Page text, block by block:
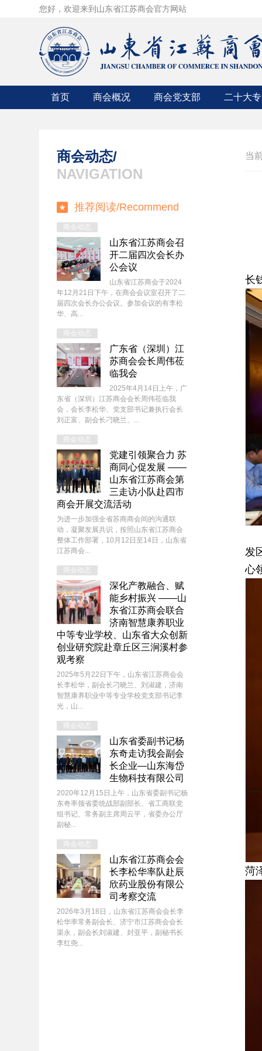
您好，欢迎来到山东省江苏商会官方网站
首页 商会概况
组织机构
入会条件
商会党支部 二十大
商会动态/
NAVIGATION
推荐阅读/Recommend
商会动态
山东省江苏商会召
开二届四次会长办
公会议
山东省江苏商会于2024
年12月21日下午，在商会会议室召开了二
届四次会长办公会议。参加会议的有李松
华、高...
商会动态
广东省（深圳）江
苏商会会长周伟莅
临我会
2025年4月14日上午，广
东省（深圳）江苏商会会长周伟莅临我
会，会长李松华、党支部书记兼执行会长
刘正富、副会长刁晓兰、...
商会动态
党建引领聚合力 苏
商同心促发展 ——
山东省江苏商会第
三走访小队赴四市
商会开展交流活动
为进一步加强全省苏商商会间的沟通联
动，凝聚发展共识，按照山东省江苏商会
整体工作部署，10月12日至14日，山东省
江苏商会...
商会动态
深化产教融合、赋
能乡村振兴 ——山
东省江苏商会联合
济南智慧康养职业
中等专业学校、山东省大众创新
创业研究院赴章丘区三涧溪村参
观考察
2025年5月22日下午，山东省江苏商会会
长李松华，副会长刁晓兰、刘淑建，济南
智慧康养职业中等专业学校党支部书记李
光，山...
商会动态
山东省委副书记杨
东奇走访我会副会
长企业—山东海岱
生物科技有限公司
2020年12月15日上午，山东省委副书记杨
东奇率领省委统战部副部长、省工商联党
组书记、常务副主席周云平，省委办公厅
副秘...
商会动态
山东省江苏商会会
长李松华率队赴辰
欣药业股份有限公
司考察交流
2026年3月18日，山东省江苏商会会长李
松华率常务副会长、济宁市江苏商会会长
渠永，副会长刘淑建、封亚平，副秘书长
李红尧...
当
长
发
心
菏